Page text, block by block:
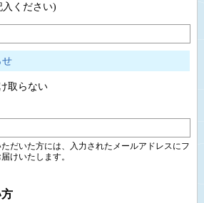
ください)
せ
取らない
ただいた方には、入力されたメールアドレスにフ
けいたします。